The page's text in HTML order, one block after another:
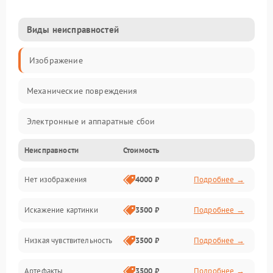
Виды неисправностей
Изображение
Механические повреждения
Электронные и аппаратные сбои
Неисправности сенсора и оптики
Программные ошибки
Электропитание
Измерения
Неисправности Стоимость
Нет изображения 4000 ₽ Подробнее →
Искажение картинки 3500 ₽ Подробнее →
Низкая чувствительность 3500 ₽ Подробнее →
Артефакты 3500 ₽ Подробнее →